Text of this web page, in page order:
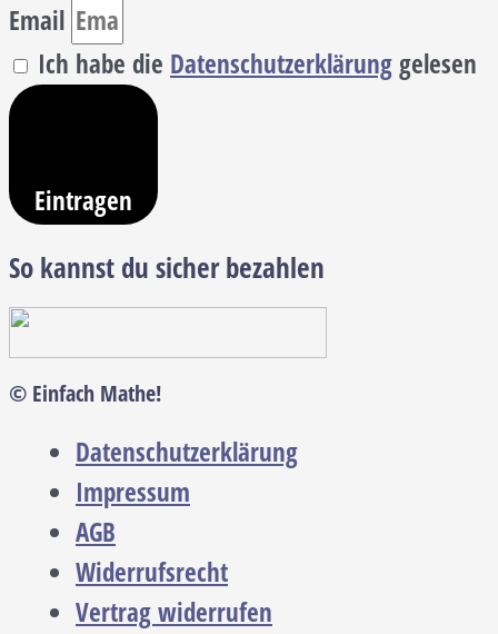
Email
Ich habe die Datenschutzerklärunggelesen
Eintragen
So kannst du sicher bezahlen
© Einfach Mathe!
Datenschutzerklärung
Impressum
AGB
Widerrufsrecht
Vertrag widerrufen